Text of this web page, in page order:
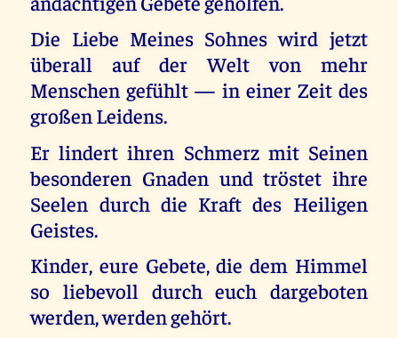
Die Liebe Meines Sohnes wird jetzt
überall auf der Welt von mehr
Menschen gefühlt — in einer Zeit des
großen Leidens.
Er lindert ihren Schmerz mit Seinen
besonderen Gnaden und tröstet ihre
Seelen durch die Kraft des Heiligen
Geistes.
Kinder, eure Gebete, die dem Himmel
so liebevoll durch euch dargeboten
werden, werden gehört.